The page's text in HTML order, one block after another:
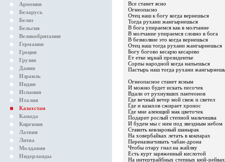
Армения
Беларусь
Белиз
Бельгия
Великобритания
Германия
Греция
Грузия
Дания
Израиль
Индия
Испания
Италия
Казахстан
Канада
Киргизия
Латвия
Литва
Молдавия
Нидерланды
Все станет ясно
Огнеопасно
Отец наш к богу когда вернешься
Тогда рухани жангырнешься
В бога упираемся как в молчание
В молчание упираемся словно в бога
В безмолвие это когда вернешься
Отец наш тогда рухани жангырнешься
Богу богово кесарю кесарево
Ет етке мұнай президентке
Сорпы народной когда напьешься
Пастырь наш тогда рухани
Огнеопасное станет ясным
И можно будет искать песочек
Вдали от рухнувших пантеонов
Где вечный ветер мой свеж и светел
Где и казахов сжирает хронос
Где мне алеющий мак цветочек
Подарит рослый степной мальчишка
И будем мы с ним под звездным небом
Ставить кевларовый шанырак
На ховербайках летать в кокпарах
Переназначивать чабан-дрона
Чтобы отару гнал на жайляу
Есть курт заряженный кислотой
На интертрайбных степных кюй-рейвах